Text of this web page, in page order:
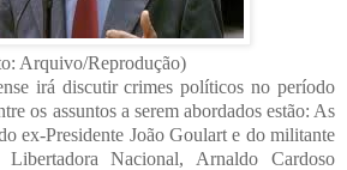
Arquivo/Reprodução)
irá discutir crimes políticos no período
os assuntos a serem abordados estão: As
ex-Presidente João Goulart e do militante
Nacional, Arnaldo Cardoso